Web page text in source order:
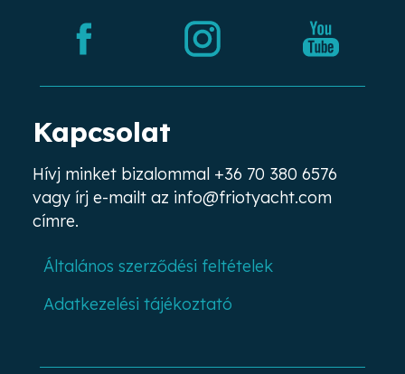
Kapcsolat
Hívj minket bizalommal +36 70 380 6576
vagy írj e-mailt az info@friotyacht.com
címre.
Általános szerződési feltételek
Adatkezelési tájékoztató